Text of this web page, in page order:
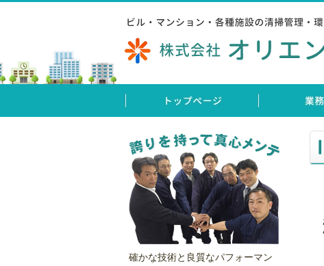
確かな技術と良質なパフォーマン